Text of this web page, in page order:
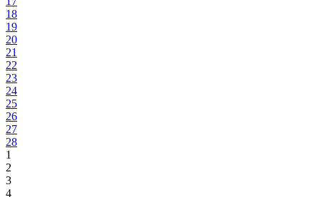
18
19
20
21
22
23
24
25
26
27
28
1
2
3
4